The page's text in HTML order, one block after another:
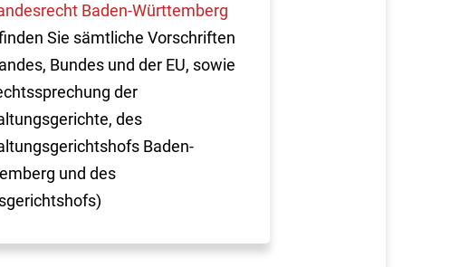
Baden-Württemberg
Sie sämtliche Vorschriften
Bundes und der EU, sowie
der
des
Baden-
und des